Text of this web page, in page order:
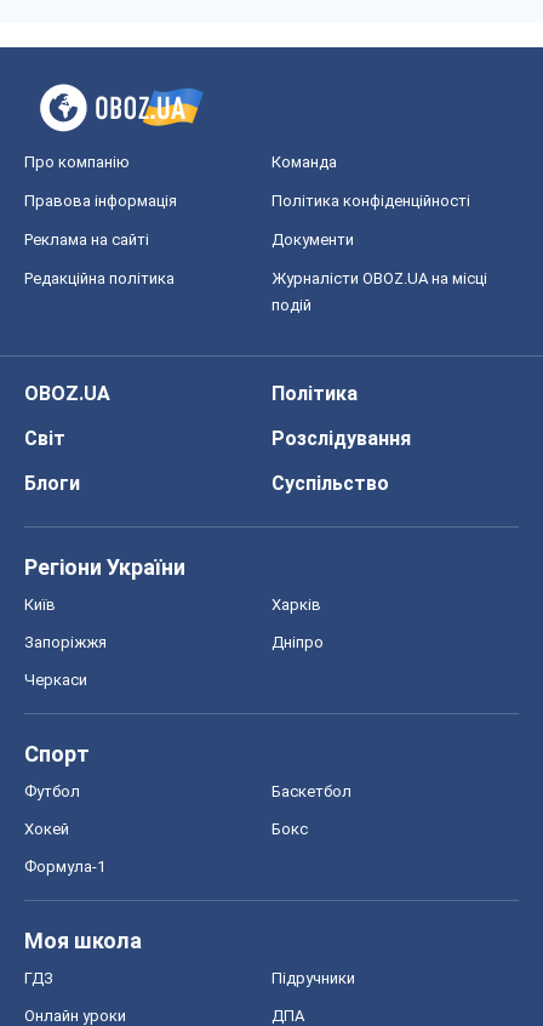
Про компанію Команда
Правова інформація Політика конфіденційності
Реклама на сайті Документи
Редакційна політика
Журналісти OBOZ.UA на місці
подій
OBOZ.UA
Політика
Світ
Розслідування
Блоги
Суспільство
Регіони України
Київ Харків
Запоріжжя Дніпро
Черкаси
Спорт
Футбол Баскетбол
Хокей Бокс
Формула-1
Моя школа
ГДЗ Підручники
Онлайн уроки ДПА